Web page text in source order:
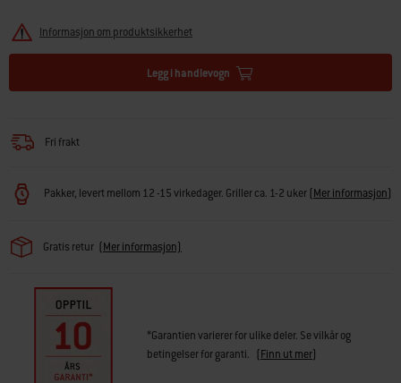
Informasjon om produktsikkerhet
Legg i handlevogn
Fri frakt
Pakker, levert mellom 12 -15 virkedager. Griller ca. 1-2 uker(Mer informasjon)
Gratis retur (Mer informasjon)
*Garantien varierer for ulike deler. Se vilkår og
betingelser for garanti. (Finn ut mer)